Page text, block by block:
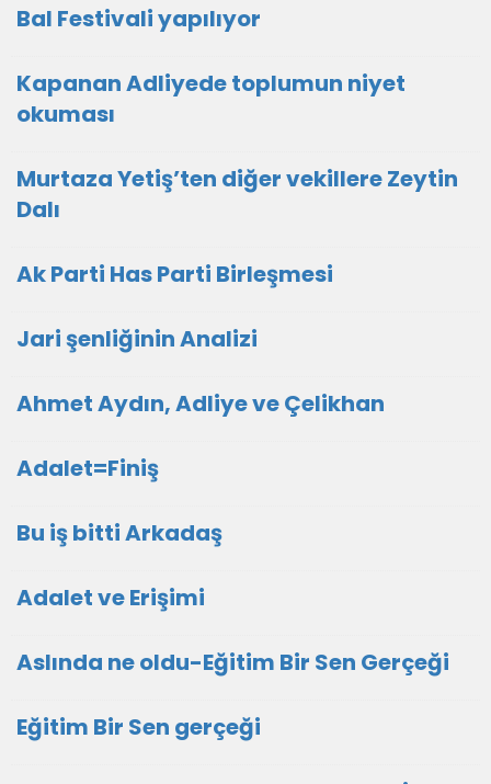
Bal Festivali yapılıyor
Kapanan Adliyede toplumun niyet
okuması
Murtaza Yetiş’ten diğer vekillere Zeytin
Dalı
Ak Parti Has Parti Birleşmesi
Jari şenliğinin Analizi
Ahmet Aydın, Adliye ve Çelikhan
Adalet=Finiş
Bu iş bitti Arkadaş
Adalet ve Erişimi
Aslında ne oldu-Eğitim Bir Sen Gerçeği
Eğitim Bir Sen gerçeği